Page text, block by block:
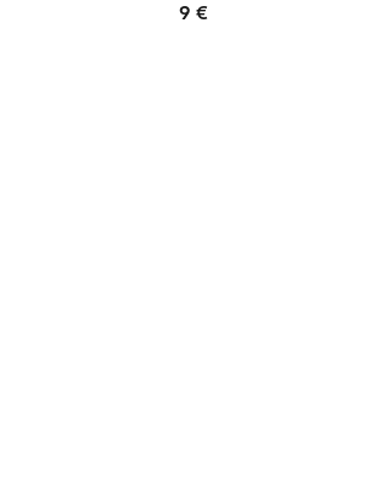
9 €